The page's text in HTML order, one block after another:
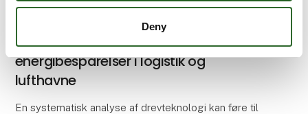
Deny
Dybdegående analyse skaber
energibesparelser i logistik og
lufthavne
En systematisk analyse af drevteknologi kan føre til